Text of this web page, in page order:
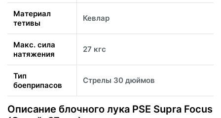
Материал
тетивы
Кевлар
Макс. сила
натяжения
27 кгс
Тип
боеприпасов
Стрелы 30 дюймов
Описание блочного лука PSE Supra Focus